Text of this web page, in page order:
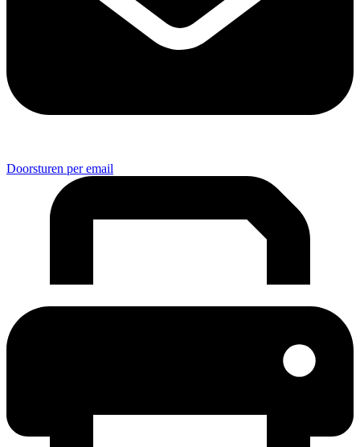
Doorsturen per email